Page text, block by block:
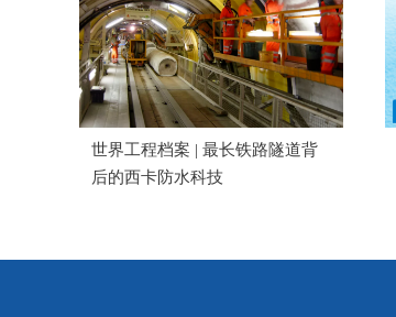
世界工程档案 | 最长铁路隧道背
后的西卡防水科技